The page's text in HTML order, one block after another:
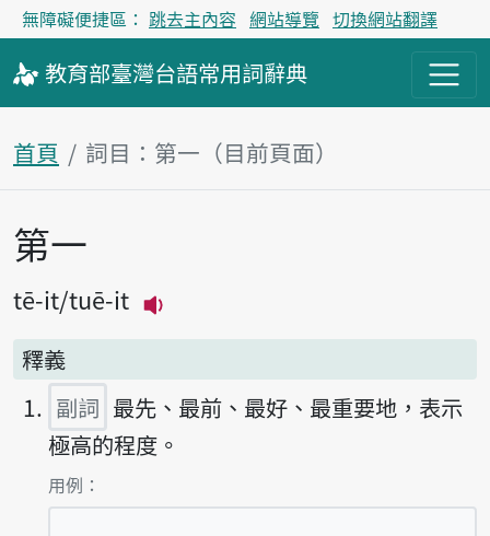
無障礙便捷區： 跳去主內容 網站導覽 切換網站翻譯
教育部臺灣台語常用詞辭典
首頁 詞目：第一（目前頁面）
主內容區塊
第一
tē-it tuē-it
釋義
副詞 最先、最前、最好、最重要地，表示
極高的程度。
第1項釋義的
用例：